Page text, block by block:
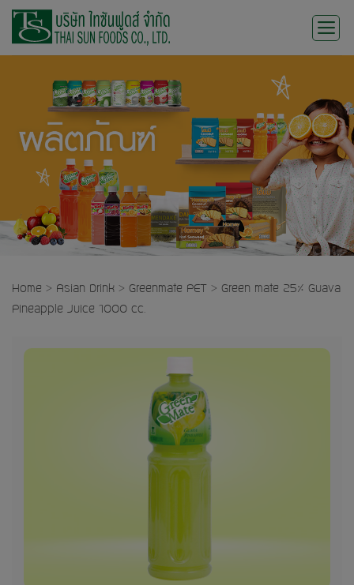
Skip
Home > Asian Drink > Greenmate PET > Green mate 25% Guava
Pineapple Juice 1000 cc.